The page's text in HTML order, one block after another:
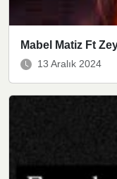
Mabel Matiz Ft
13 Aralık 2024